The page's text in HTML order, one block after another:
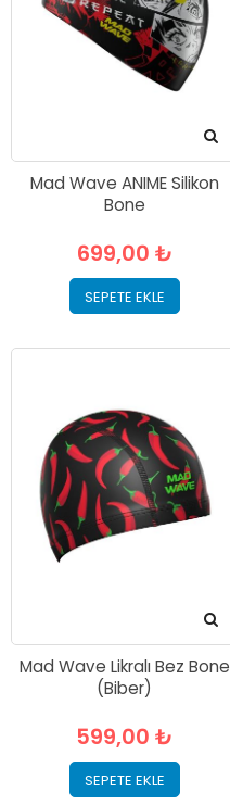
Mad Wave ANIME Silikon
Bone
699,00 ₺
SEPETE EKLE
Mad Wave Likralı Bez Bone
(Biber)
599,00 ₺
SEPETE EKLE